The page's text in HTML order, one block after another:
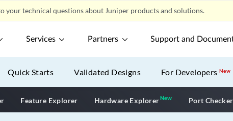
your technical questions about Juniper products and solutions.
Services Partners Support and
Quick Starts Validated Designs For DevelopersNew
Feature Explorer Hardware ExplorerNewNew application
Port Checker